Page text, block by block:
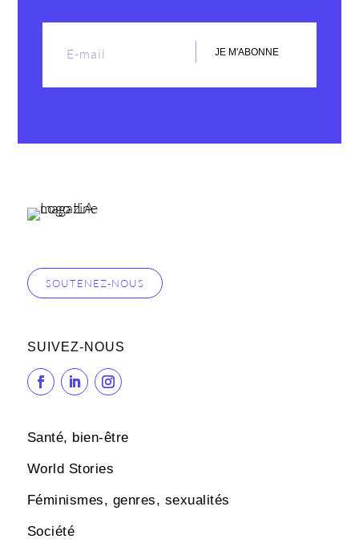
JE M'ABONNE
SOUTENEZ-NOUS
SUIVEZ-NOUS
Santé, bien-être
World Stories
Féminismes, genres, sexualités
Société